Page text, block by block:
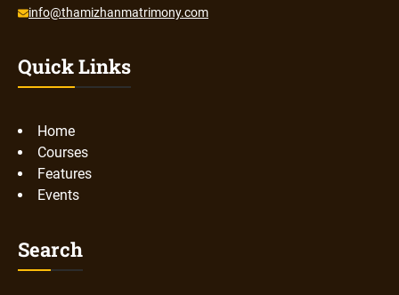
info@thamizhanmatrimony.com
Quick Links
Home
Courses
Features
Events
Search